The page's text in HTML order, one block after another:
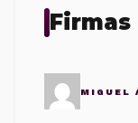
Firmas
MIGUEL